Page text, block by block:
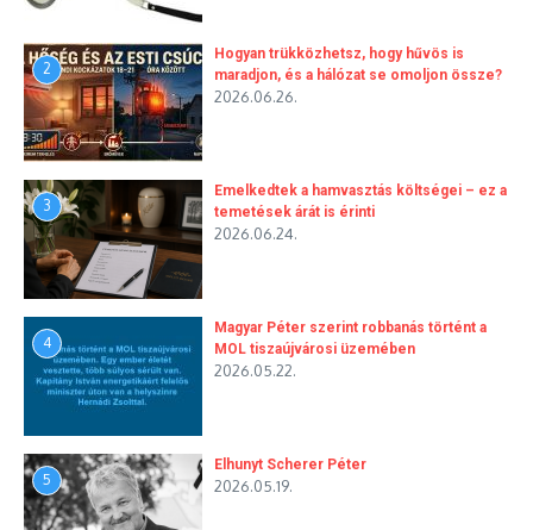
2
Hogyan trükközhetsz, hogy hűvös is
maradjon, és a hálózat se omoljon össze?
2026.06.26.
3
Emelkedtek a hamvasztás költségei – ez a
temetések árát is érinti
2026.06.24.
4
Magyar Péter szerint robbanás történt a
MOL tiszaújvárosi üzemében
2026.05.22.
5
Elhunyt Scherer Péter
2026.05.19.